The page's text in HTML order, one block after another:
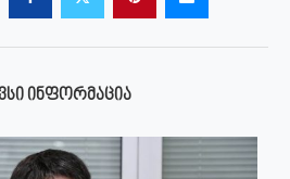
ᲘᲜᲤᲝᲠᲛᲐᲪᲘᲐ